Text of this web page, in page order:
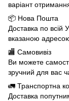
варіант
📦 Нова Пошта
Доставка по всій
вказаною
🏬 Самовивіз
Ви можете
зручний для вас
🚛 Транспортна
Доставка